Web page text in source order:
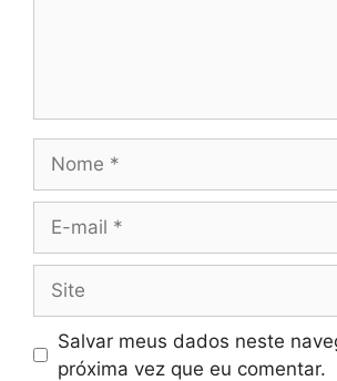
mail
Salvar meus dados neste
próxima vez que eu comentar.